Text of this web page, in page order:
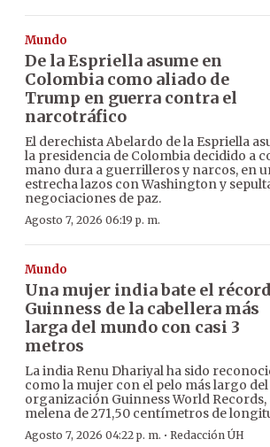
Mundo
De la Espriella asume en
Colombia como aliado de
Trump en guerra contra el
narcotráfico
El derechista Abelardo de la Espriella
la presidencia de Colombia decidido a
mano dura a guerrilleros y narcos, en
estrecha lazos con Washington y
negociaciones de paz.
Agosto 7, 2026 06:19 p. m.
Mundo
Una mujer india bate el récord
Guinness de la cabellera más
larga del mundo con casi 3
metros
La india Renu Dhariyal ha sido
como la mujer con el pelo más largo
organización Guinness World
melena de 271,50 centímetros de
Agosto 7, 2026 04:22 p. m. · Redacción ÚH